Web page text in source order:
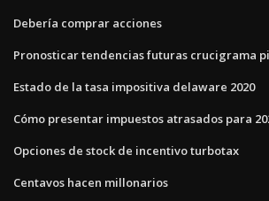
Debería comprar acciones
Pronosticar tendencias futuras crucigrama
Estado de la tasa impositiva delaware 2020
Cómo presentar impuestos atrasados ​​para
Opciones de stock de incentivo turbotax
Centavos hacen millonarios